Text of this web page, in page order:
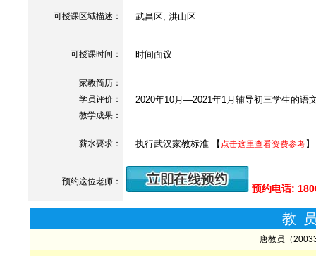
可授课区域描述： 武昌区, 洪山区
可授课时间： 时间面议
家教简历：
学员评价：
教学成果：
2020年10月—2021年1月辅导初三学生的语
薪水要求： 执行武汉家教标准 【 点击这里查看资费参考】
预约这位老师：
预约电话:
教
唐教员（